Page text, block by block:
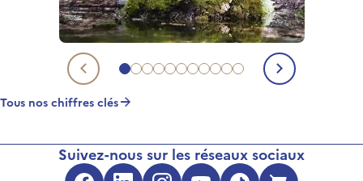
Aller au chiffre clé 1
Aller au chiffre clé 2
Aller au chiffre clé 3
Aller au chiffre clé 4
Aller au chiffre clé 5
Aller au chiffre clé 6
Aller au chiffre clé 7
Aller au chiffre clé 8
Aller au chiffre clé 9
Aller au chiffre clé 10
Aller au chiffre clé 11
Chiffre clé précédentChiffre
Tous nos chiffres clés
Suivez-nous sur les réseaux sociaux